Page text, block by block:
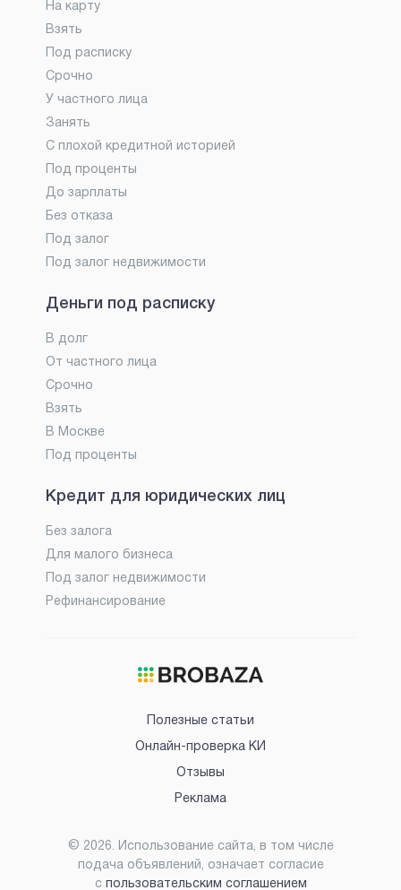
На карту
Взять
Под расписку
Срочно
У частного лица
Занять
С плохой кредитной историей
Под проценты
До зарплаты
Без отказа
Под залог
Под залог недвижимости
Деньги под расписку
В долг
От частного лица
Срочно
Взять
В Москве
Под проценты
Кредит для юридических лиц
Без залога
Для малого бизнеса
Под залог недвижимости
Рефинансирование
Полезные статьи
Онлайн-проверка КИ
Отзывы
Реклама
© 2026. Использование сайта, в том числе
подача объявлений, означает согласие
с пользовательским соглашением